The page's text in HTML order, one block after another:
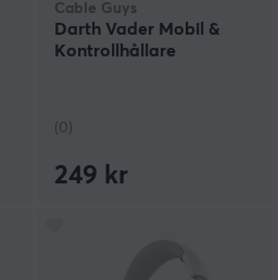
Cable Guys
Darth Vader Mobil &
Kontrollhållare
(0)
249 kr